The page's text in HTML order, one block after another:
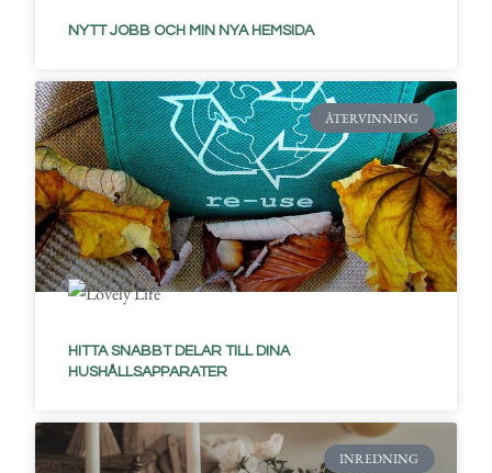
NYTT JOBB OCH MIN NYA HEMSIDA
ÅTERVINNING
HITTA SNABBT DELAR TILL DINA
HUSHÅLLSAPPARATER
INREDNING